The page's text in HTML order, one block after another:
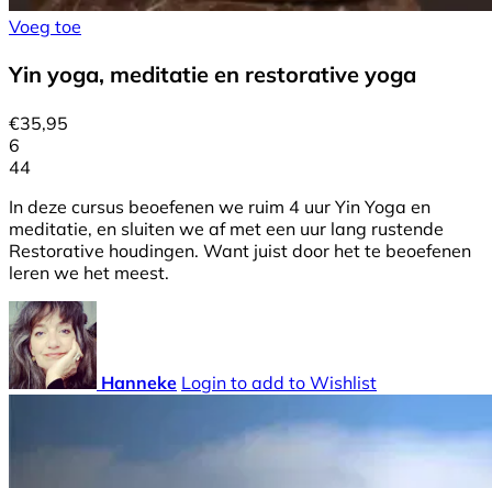
Voeg toe
Yin yoga, meditatie en restorative yoga
€35,95
6
44
In deze cursus beoefenen we ruim 4 uur Yin Yoga en
meditatie, en sluiten we af met een uur lang rustende
Restorative houdingen. Want juist door het te beoefenen
leren we het meest.
Hanneke Login to add to Wishlist